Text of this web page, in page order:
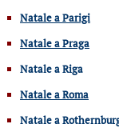
Natale a Parigi
Natale a Praga
Natale a Riga
Natale a Roma
Natale a